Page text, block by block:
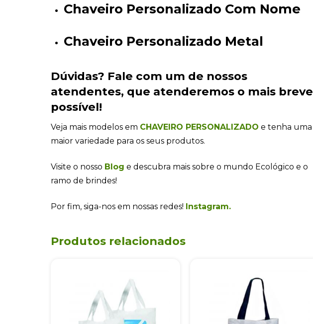
Chaveiro Personalizado Com Nome
Chaveiro Personalizado Metal
Dúvidas? Fale com um de nossos
atendentes, que atenderemos o mais breve
possível!
Veja mais modelos em CHAVEIRO PERSONALIZADO e tenha uma
maior variedade para os seus produtos.
Visite o nosso Blog e descubra mais sobre o mundo Ecológico e o
ramo de brindes!
Por fim, siga-nos em nossas redes! Instagram.
Produtos relacionados
online